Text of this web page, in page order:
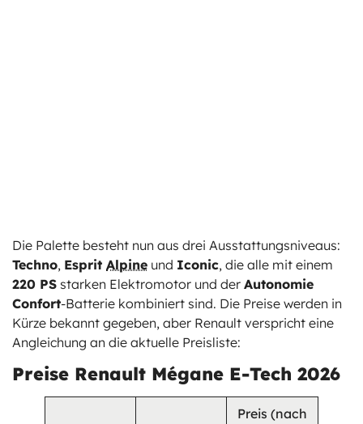
Die Palette besteht nun aus drei Ausstattungsniveaus:
Techno, Esprit Alpine und Iconic, die alle mit einem
220 PS starken Elektromotor und der Autonomie
Confort-Batterie kombiniert sind. Die Preise werden in
Kürze bekannt gegeben, aber Renault verspricht eine
Angleichung an die aktuelle Preisliste:
Preise Renault Mégane E-Tech 2026
Preis (nach